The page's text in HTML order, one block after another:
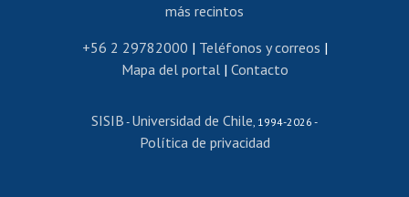
Extranjeras/os
Revalidación y reconocimiento de títulos
Postulación al Programa de Movilidad Estudiantil
Cursos de español
más recintos
+56 2 29782000 | Teléfonos y correos |
Mapa del portal| Contacto
SISIB - Universidad de Chile , 1994-2026 -
Política de privacidad